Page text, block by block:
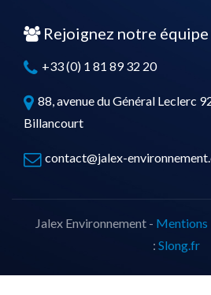
Rejoignez notre équipe
+33 (0) 1 81 89 32 20
88, avenue du Général Leclerc
Billancourt
contact@jalex-
Jalex Environnement - Mentions
: Slong.fr